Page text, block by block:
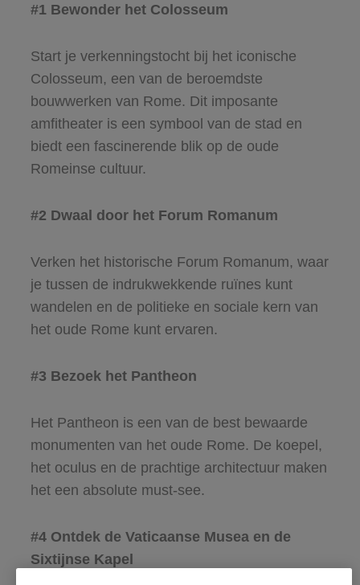
#1 Bewonder het Colosseum
Start je verkenningstocht bij het iconische
Colosseum, een van de beroemdste
bouwwerken van Rome. Dit imposante
amfitheater is een symbool van de stad en
biedt een fascinerende blik op de oude
Romeinse cultuur.
#2 Dwaal door het Forum Romanum
Verken het historische Forum Romanum, waar
je tussen de indrukwekkende ruïnes kunt
wandelen en de politieke en sociale kern van
het oude Rome kunt ervaren.
#3 Bezoek het Pantheon
Het Pantheon is een van de best bewaarde
monumenten van het oude Rome. De koepel,
het oculus en de prachtige architectuur maken
het een absolute must-see.
#4 Ontdek de Vaticaanse Musea en de
Sixtijnse Kapel